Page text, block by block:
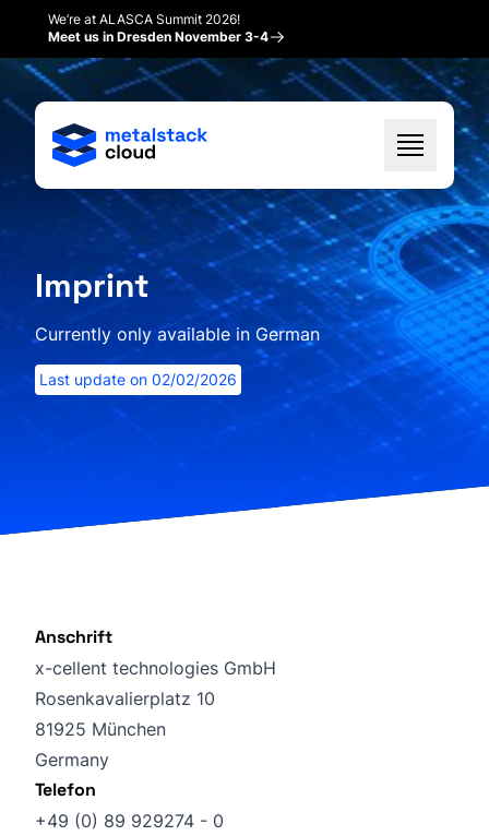
We’re at ALASCA Summit 2026!
Meet us in Dresden November 3-4
Imprint
Currently only available in German
Last update on 02/02/2026
Anschrift
x-cellent technologies GmbH
Rosenkavalierplatz 10
81925 München
Germany
Telefon
+49 (0) 89 929274 - 0